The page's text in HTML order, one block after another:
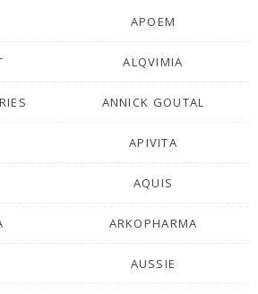
APOEM
ALQVIMIA
ANNICK GOUTAL
APIVITA
AQUIS
ARKOPHARMA
AUSSIE